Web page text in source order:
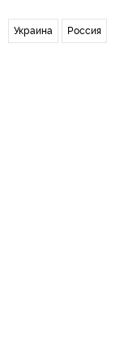
Украина Россия